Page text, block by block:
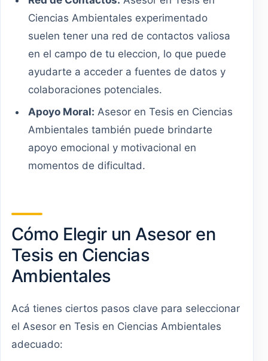
Ciencias Ambientales experimentado
suelen tener una red de contactos valiosa
en el campo de tu eleccion, lo que puede
ayudarte a acceder a fuentes de datos y
colaboraciones potenciales.
Apoyo Moral: Asesor en Tesis en Ciencias
Ambientales también puede brindarte
apoyo emocional y motivacional en
momentos de dificultad.
Cómo Elegir un Asesor en
Tesis en Ciencias
Ambientales
Acá tienes ciertos pasos clave para seleccionar
el Asesor en Tesis en Ciencias Ambientales
adecuado: